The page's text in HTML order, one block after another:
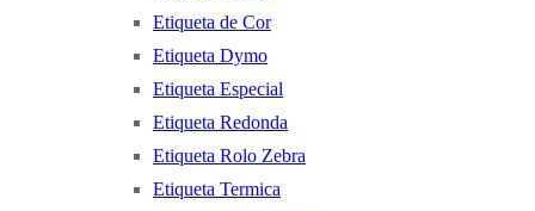
Etiqueta de Cor
Etiqueta Dymo
Etiqueta Especial
Etiqueta Redonda
Etiqueta Rolo Zebra
Etiqueta Termica